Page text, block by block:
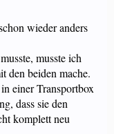
wieder anders
musste ich
den beiden mache.
einer Transportbox
dass sie den
komplett neu